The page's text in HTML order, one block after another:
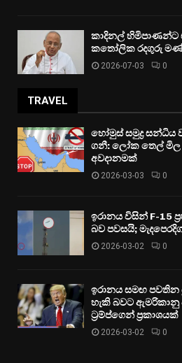
කාදිනල් හිමිපාණන්ට
කතෝලික රදගුරු
2026-07-03 0
TRAVEL
හෝමුස් සමුද්‍ර සන්ධිය
ගනී: ලෝක තෙල් මිල
අවදානමක්
2026-03-03 0
ඉරානය විසින් F-15
බව පවසයි;
2026-03-02 0
ඉරානය සමඟ
හැකි බවට
ට්‍රම්ප්ගෙන් ප්‍රකාශයක්
2026-03-02 0